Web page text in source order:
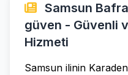
Samsun
güven - Güvenli
Hizmeti
Samsun ilinin